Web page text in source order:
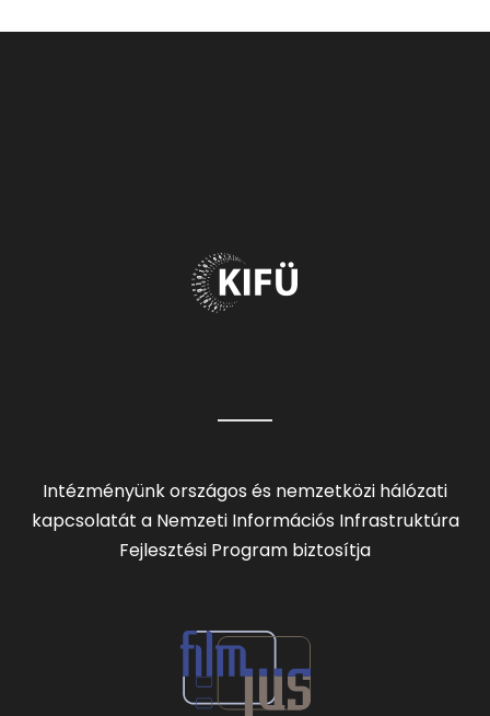
Intézményünk országos és nemzetközi hálózati
kapcsolatát a Nemzeti Információs Infrastruktúra
Fejlesztési Program biztosítja